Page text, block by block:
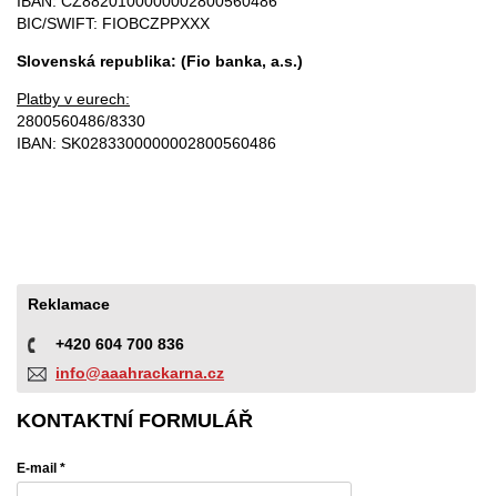
BIC/SWIFT: FIOBCZPPXXX
Slovenská republika: (Fio banka, a.s.)
Platby v eurech:
2800560486/8330
IBAN: SK0283300000002800560486
Reklamace
+420 604 700 836
info@aaahrackarna.cz
KONTAKTNÍ FORMULÁŘ
E-mail *